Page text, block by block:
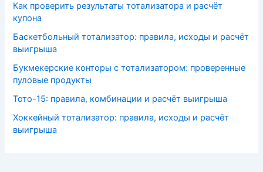
Как проверить результаты тотализатора и расчёт
купона
Баскетбольный тотализатор: правила, исходы и расчёт
выигрыша
Букмекерские конторы с тотализатором: проверенные
пуловые продукты
Тото-15: правила, комбинации и расчёт выигрыша
Хоккейный тотализатор: правила, исходы и расчёт
выигрыша